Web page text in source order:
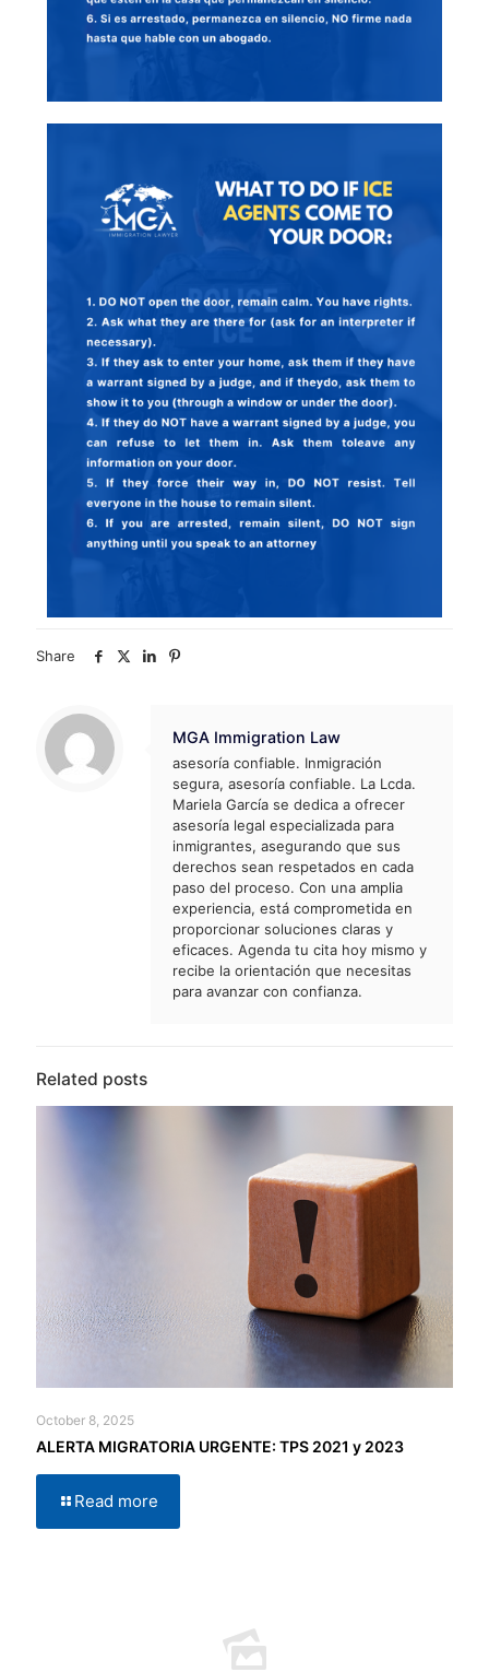
Share
MGA Immigration Law
asesoría confiable. Inmigración
segura, asesoría confiable. La Lcda.
Mariela García se dedica a ofrecer
asesoría legal especializada para
inmigrantes, asegurando que sus
derechos sean respetados en cada
paso del proceso. Con una amplia
experiencia, está comprometida en
proporcionar soluciones claras y
eficaces. Agenda tu cita hoy mismo y
recibe la orientación que necesitas
para avanzar con confianza.
Related posts
October 8, 2025
ALERTA MIGRATORIA URGENTE: TPS 2021 y 2023
Read more